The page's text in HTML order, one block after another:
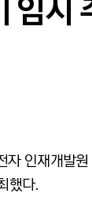
시
인재개발
했다.